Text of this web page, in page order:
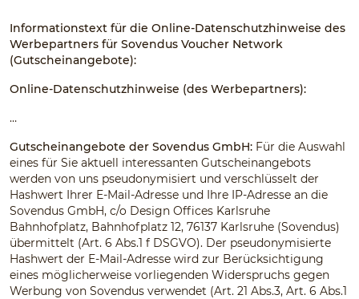
Informationstext für die Online-Datenschutzhinweise des
Werbepartners für Sovendus Voucher Network
(Gutscheinangebote):
Online-Datenschutzhinweise (des Werbepartners):
…
Gutscheinangebote der Sovendus GmbH: Für die Auswahl
eines für Sie aktuell interessanten Gutscheinangebots
werden von uns pseudonymisiert und verschlüsselt der
Hashwert Ihrer E-Mail-Adresse und Ihre IP-Adresse an die
Sovendus GmbH, c/o Design Offices Karlsruhe
Bahnhofplatz, Bahnhofplatz 12, 76137 Karlsruhe (Sovendus)
übermittelt (Art. 6 Abs.1 f DSGVO). Der pseudonymisierte
Hashwert der E-Mail-Adresse wird zur Berücksichtigung
eines möglicherweise vorliegenden Widerspruchs gegen
Werbung von Sovendus verwendet (Art. 21 Abs.3, Art. 6 Abs.1